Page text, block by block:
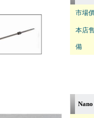
市場
本店
備